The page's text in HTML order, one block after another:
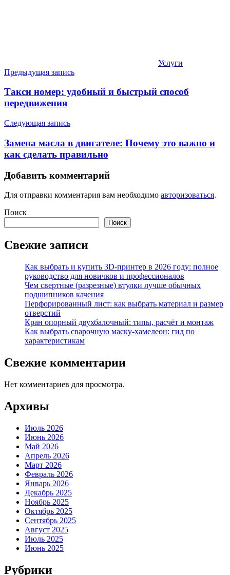
Услуги
Навигация
по
записям
Предыдущая запись
Такси номер: удобный и быстрый способ
передвижения
Следующая запись
Замена масла в двигателе: Почему это важно и
как сделать правильно
Добавить комментарий
Для отправки комментария вам необходимо авторизоваться.
Поиск
Поиск
Свежие записи
Как выбрать и купить 3D-принтер в 2026 году: полное
руководство для новичков и профессионалов
Чем свертные (разрезные) втулки лучше обычных
подшипников качения
Перфорированный лист: как выбрать материал и размер
отверстий
Кран опорный двухбалочный: типы, расчёт и монтаж
Как выбрать сварочную маску-хамелеон: гид по
характеристикам
Свежие комментарии
Нет комментариев для просмотра.
Архивы
Июль 2026
Июнь 2026
Май 2026
Апрель 2026
Март 2026
Февраль 2026
Январь 2026
Декабрь 2025
Ноябрь 2025
Октябрь 2025
Сентябрь 2025
Август 2025
Июль 2025
Июнь 2025
Рубрики